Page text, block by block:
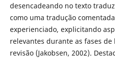
desencadeando no texto
como uma tradução
experienciado, explicitando
relevantes durante as fases
revisão (Jakobsen, 2002).